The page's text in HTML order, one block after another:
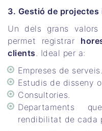
3. Gestió de projectes
Un dels grans
permet registrar
clients. Ideal per a:
Empreses de serveis.
Estudis de disseny
Consultories.
Departaments
rendibilitat de cada